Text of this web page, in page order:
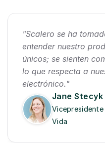
"Scalero se ha
entender nuestro
únicos; se sienten
lo que respecta a
electrónico."
Jane Stecyk
Vida